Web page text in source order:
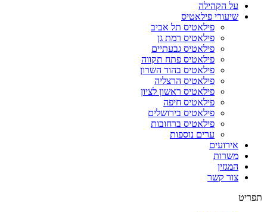
על הקהילה
שיעורי פילאטיס
פילאטיס תל אביב
פילאטיס רמת גן
פילאטיס גבעתיים
פילאטיס פתח תקווה
פילאטיס בהוד השרון
פילאטיס הרצליה
פילאטיס ראשון לציון
פילאטיס חיפה
פילאטיס בירושלים
פילאטיס ברחובות
ערים נוספות
אירועים
משרות
המגזין
צור קשר
תפריט